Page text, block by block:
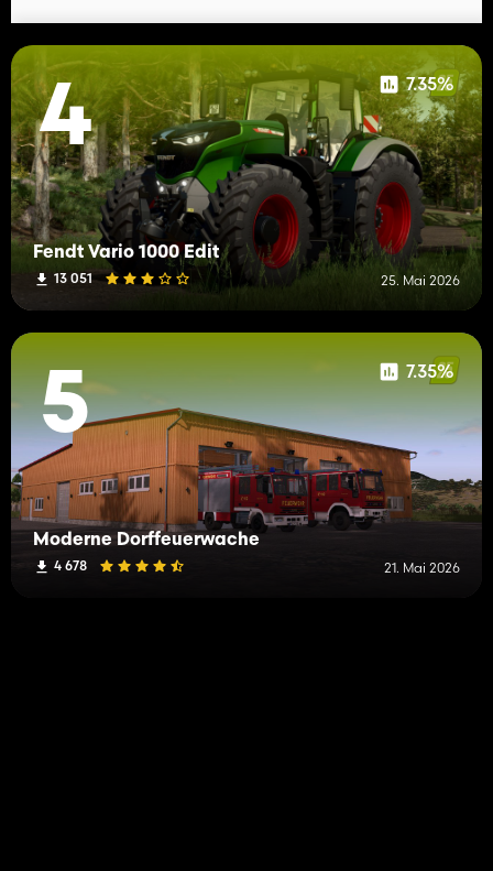
4 7.35%
Fendt Vario 1000 Edit
13 051 25. Mai 2026
5 7.35%
Moderne Dorffeuerwache
4 678 21. Mai 2026